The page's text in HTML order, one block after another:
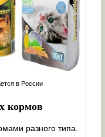
в России
кормов
разного типа.